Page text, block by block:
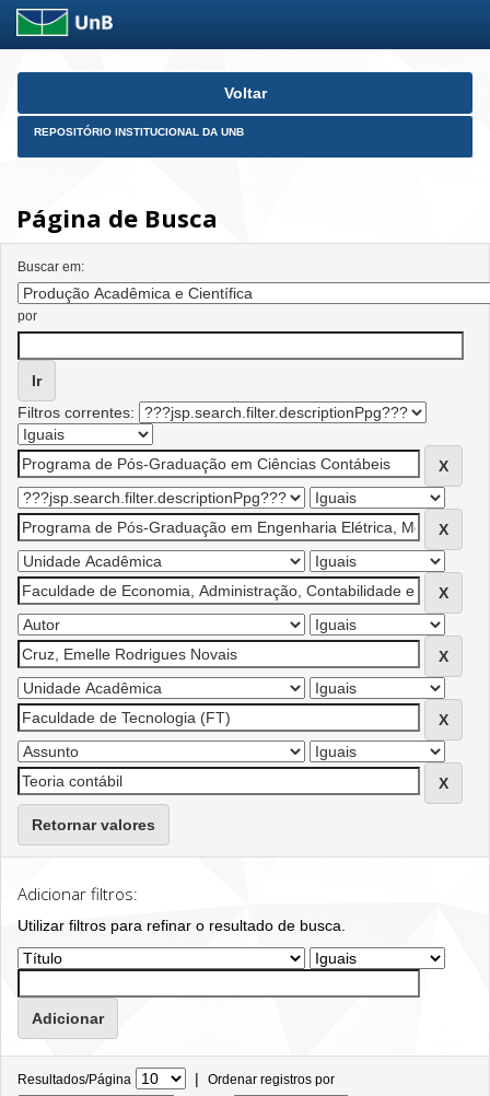
Skip
Voltar
REPOSITÓRIO INSTITUCIONAL DA UNB
Página de Busca
Buscar em:
por
Filtros correntes:
Retornar valores
Adicionar filtros:
Utilizar filtros para refinar o resultado de busca.
Resultados/Página | Ordenar registros por